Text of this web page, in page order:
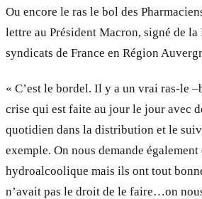
Ou encore le ras le bol des
lettre au Président Macron, signé de la
syndicats de France en Région
« C’est le bordel. Il y a un vrai ras-le
crise qui est faite au jour le jour avec
quotidien dans la distribution et le
exemple. On nous demande
hydroalcoolique mais ils ont tout
n’avait pas le droit de le faire…on